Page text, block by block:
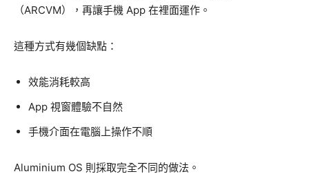
（ARCVM），再讓手機 App 在裡面運作。
這種方式有幾個缺點：
效能消耗較高
App 視窗體驗不自然
手機介面在電腦上操作不順
Aluminium OS 則採取完全不同的做法。